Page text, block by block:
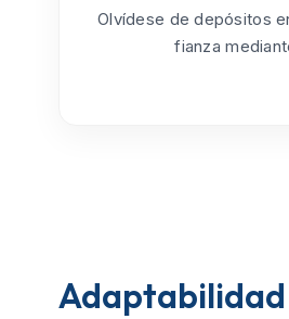
Olvídese de depósitos
fianza
Adaptabilidad